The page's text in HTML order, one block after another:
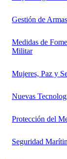
Gestión de Armas
Medidas de
Militar
Mujeres, Paz y
Nuevas
Protección del
Seguridad